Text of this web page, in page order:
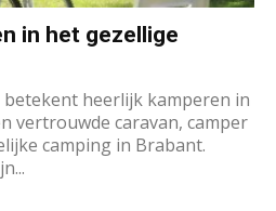
in het gezellige
heerlijk kamperen in
vertrouwde caravan, camper
camping in Brabant.